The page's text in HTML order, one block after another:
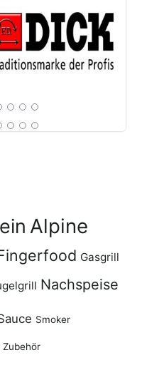
Alpine
Gasgrill
Nachspeise
Smoker
Zubehör